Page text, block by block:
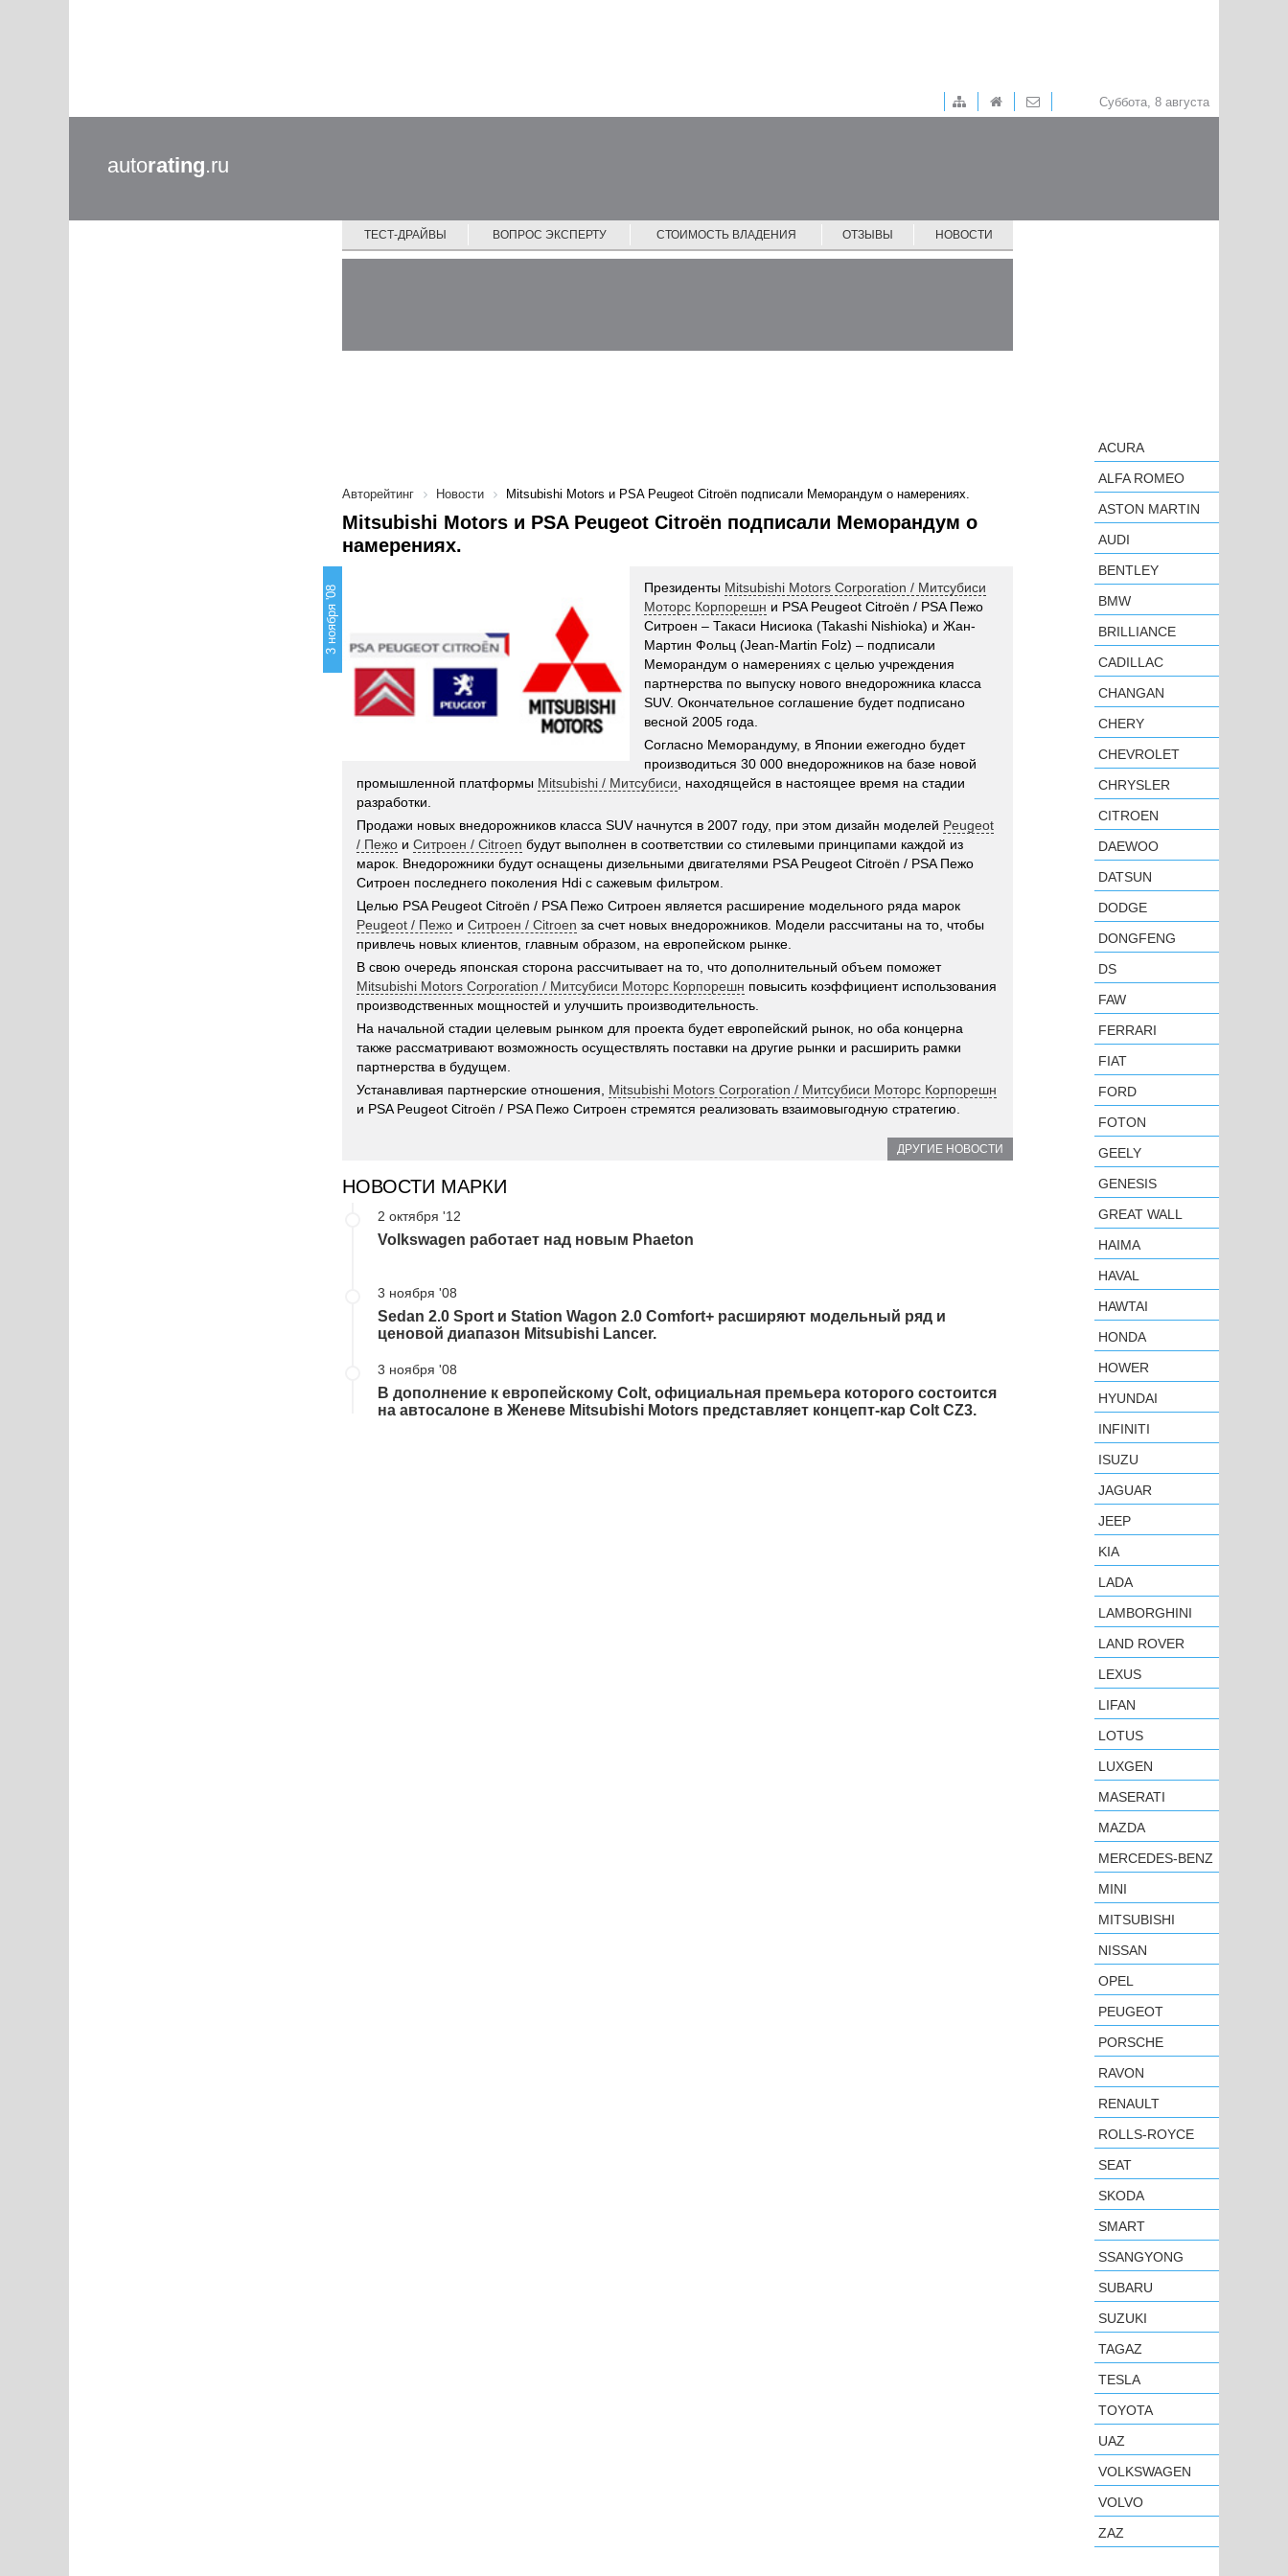
Суббота, 8 августа
autorating.ru
ТЕСТ-ДРАЙВЫ ВОПРОС ЭКСПЕРТУ СТОИМОСТЬ ВЛАДЕНИЯ ОТЗЫВЫ НОВОСТИ
Авторейтинг Новости Mitsubishi Motors и PSA Peugeot Citroën подписали Меморандум о намерениях.
Mitsubishi Motors и PSA Peugeot Citroën подписали Меморандум о
намерениях.
3 ноября '08 Президенты Mitsubishi Motors Corporation / Митсубиси
Моторс Корпорешн и PSA Peugeot Citroën / PSA Пежо
Ситроен – Такаси Нисиока (Takashi Nishioka) и Жан-
Мартин Фольц (Jean-Martin Folz) – подписали
Меморандум о намерениях с целью учреждения
партнерства по выпуску нового внедорожника класса
SUV. Окончательное соглашение будет подписано
весной 2005 года.
Согласно Меморандуму, в Японии ежегодно будет
производиться 30 000 внедорожников на базе новой
промышленной платформы Mitsubishi / Митсубиси , находящейся в настоящее время на стадии
разработки.
Продажи новых внедорожников класса SUV начнутся в 2007 году, при этом дизайн моделей Peugeot
/ Пежо и Ситроен / Citroen будут выполнен в соответствии со стилевыми принципами каждой из
марок. Внедорожники будут оснащены дизельными двигателями PSA Peugeot Citroën / PSA Пежо
Ситроен последнего поколения Hdi с сажевым фильтром.
Целью PSA Peugeot Citroën / PSA Пежо Ситроен является расширение модельного ряда марок
Peugeot / Пежо и Ситроен / Citroen за счет новых внедорожников. Модели рассчитаны на то, чтобы
привлечь новых клиентов, главным образом, на европейском рынке.
В свою очередь японская сторона рассчитывает на то, что дополнительный объем поможет
Mitsubishi Motors Corporation / Митсубиси Моторс Корпорешн повысить коэффициент использования
производственных мощностей и улучшить производительность.
На начальной стадии целевым рынком для проекта будет европейский рынок, но оба концерна
также рассматривают возможность осуществлять поставки на другие рынки и расширить рамки
партнерства в будущем.
Устанавливая партнерские отношения, Mitsubishi Motors Corporation / Митсубиси Моторс Корпорешн
и PSA Peugeot Citroën / PSA Пежо Ситроен стремятся реализовать взаимовыгодную стратегию.
ДРУГИЕ НОВОСТИ
НОВОСТИ МАРКИ
2 октября '12
Volkswagen работает над новым Phaeton
3 ноября '08
Sedan 2.0 Sport и Station Wagon 2.0 Comfort+ расширяют модельный ряд и
ценовой диапазон Mitsubishi Lancer.
3 ноября '08
В дополнение к европейскому Colt, официальная премьера которого состоится
на автосалоне в Женеве Mitsubishi Motors представляет концепт-кар Colt CZ3.
ACURA
ALFA ROMEO
ASTON MARTIN
AUDI
BENTLEY
BMW
BRILLIANCE
CADILLAC
CHANGAN
CHERY
CHEVROLET
CHRYSLER
CITROEN
DAEWOO
DATSUN
DODGE
DONGFENG
DS
FAW
FERRARI
FIAT
FORD
FOTON
GEELY
GENESIS
GREAT WALL
HAIMA
HAVAL
HAWTAI
HONDA
HOWER
HYUNDAI
INFINITI
ISUZU
JAGUAR
JEEP
KIA
LADA
LAMBORGHINI
LAND ROVER
LEXUS
LIFAN
LOTUS
LUXGEN
MASERATI
MAZDA
MERCEDES-BENZ
MINI
MITSUBISHI
NISSAN
OPEL
PEUGEOT
PORSCHE
RAVON
RENAULT
ROLLS-ROYCE
SEAT
SKODA
SMART
SSANGYONG
SUBARU
SUZUKI
TAGAZ
TESLA
TOYOTA
UAZ
VOLKSWAGEN
VOLVO
ZAZ